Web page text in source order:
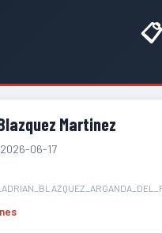
Martinez
2026-06-17